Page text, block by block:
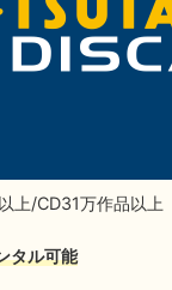
上/CD31万作品以上
タル可能